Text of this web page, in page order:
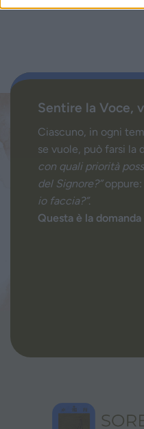
Sentire la Voce,
Ciascuno, in ogni
se vuole, può farsi la
con quali priorità
del Signore?”oppure:
io faccia?”.
Questa è la